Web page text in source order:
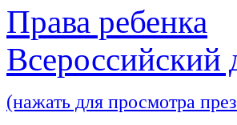
Права ребенка
Всероссийский
(нажать для просмотра